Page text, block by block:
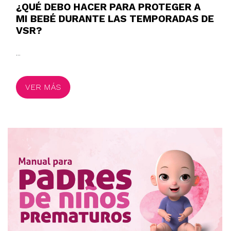
¿QUÉ DEBO HACER PARA PROTEGER A
MI BEBÉ DURANTE LAS TEMPORADAS DE
VSR?
...
VER MÁS